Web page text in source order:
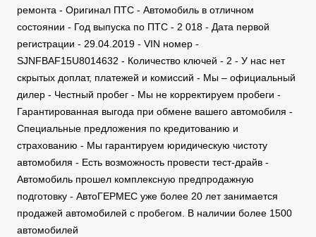
ремонта - Оригинал ПТС - Автомобиль в отличном
состоянии - Год выпуска по ПТС - 2 018 - Дата первой
регистрации - 29.04.2019 - VIN номер -
SJNFBAF15U8014632 - Количество ключей - 2 - У нас нет
скрытых доплат, платежей и комиссий - Мы – официальный
дилер - Честный пробег - Мы не корректируем пробеги -
Гарантированная выгода при обмене вашего автомобиля -
Специальные предложения по кредитованию и
страхованию - Мы гарантируем юридическую чистоту
автомобиля - Есть возможность провести тест-драйв -
Автомобиль прошел комплексную предпродажную
подготовку - АвтоГЕРМЕС уже более 20 лет занимается
продажей автомобилей с пробегом. В наличии более 1500
автомобилей